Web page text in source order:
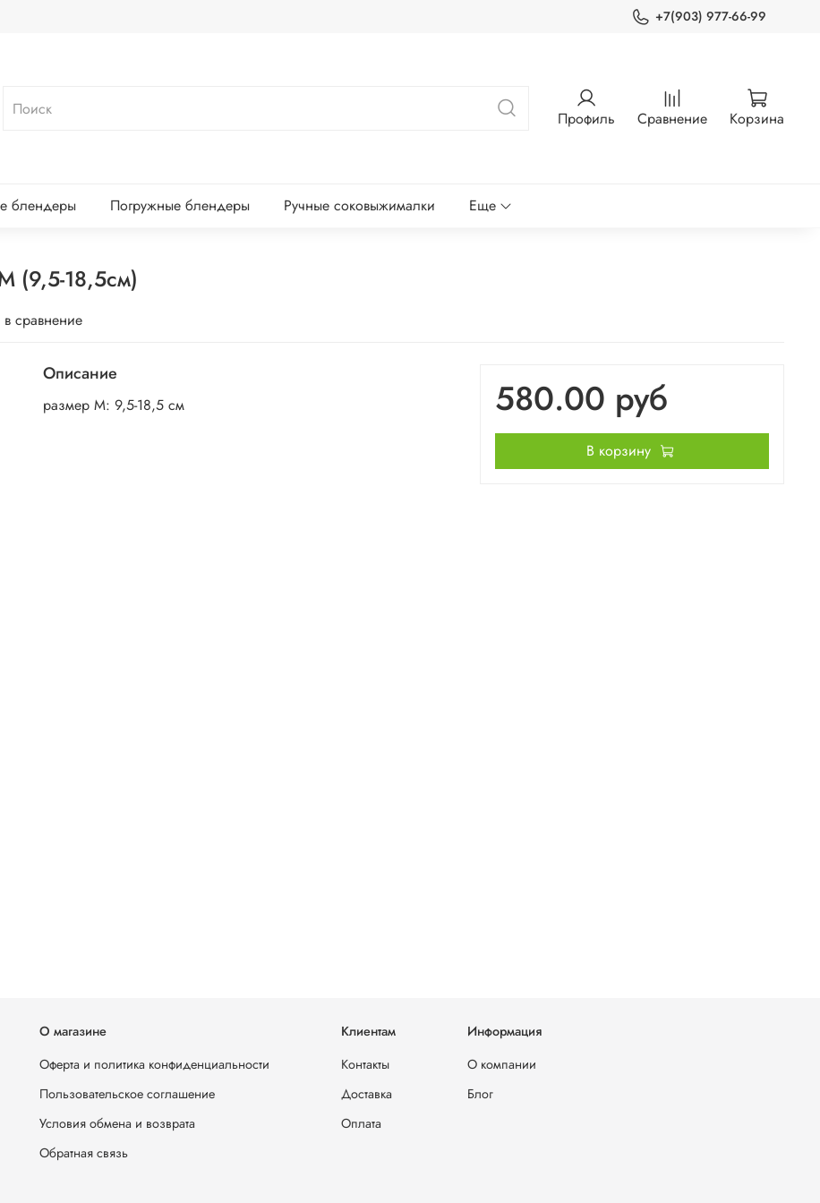
+7(903) 977-66-99
Профиль Сравнение Корзина
блендеры Погружные блендеры Ручные соковыжималки
Еще
(9,5-18,5см)
сравнение
Описание
размер M: 9,5-18,5 см 580.00 руб
В корзину
О магазине
Оферта и политика конфиденциальности
Пользовательское соглашение
Условия обмена и возврата
Обратная связь
Клиентам
Контакты
Доставка
Оплата
Информация
О компании
Блог